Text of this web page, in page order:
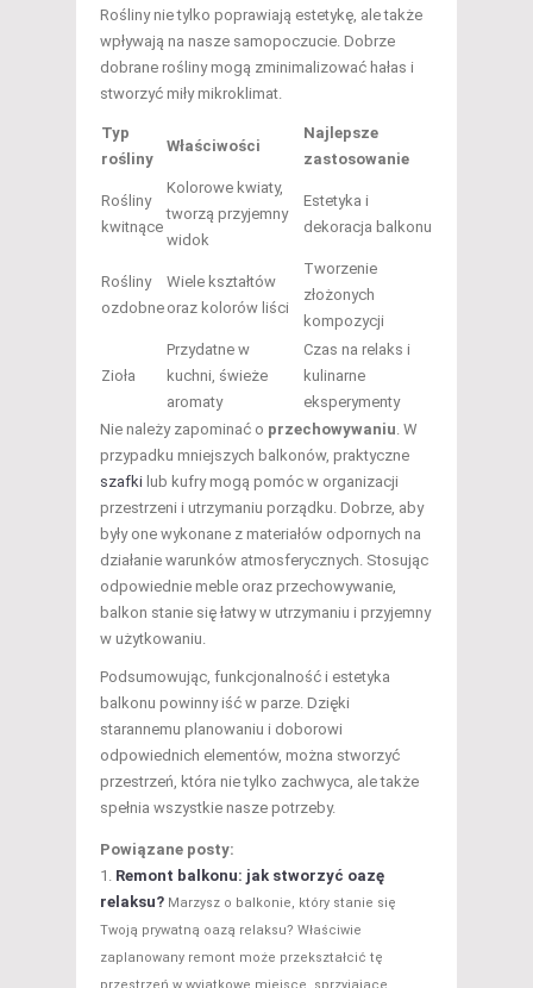
Rośliny nie tylko poprawiają estetykę, ale także
wpływają na nasze samopoczucie. Dobrze
dobrane rośliny mogą zminimalizować hałas i
stworzyć miły mikroklimat.
Typ
rośliny
Właściwości
Najlepsze
zastosowanie
Rośliny
kwitnące
Kolorowe kwiaty,
tworzą przyjemny
widok
Estetyka i
dekoracja balkonu
Rośliny
ozdobne
Wiele kształtów
oraz kolorów liści
Tworzenie
złożonych
kompozycji
Zioła
Przydatne w
kuchni, świeże
aromaty
Czas na relaks i
kulinarne
eksperymenty
Nie należy zapominać o przechowywaniu. W
przypadku mniejszych balkonów, praktyczne
szafki lub kufry mogą pomóc w organizacji
przestrzeni i utrzymaniu porządku. Dobrze, aby
były one wykonane z materiałów odpornych na
działanie warunków atmosferycznych. Stosując
odpowiednie meble oraz przechowywanie,
balkon stanie się łatwy w utrzymaniu i przyjemny
w użytkowaniu.
Podsumowując, funkcjonalność i estetyka
balkonu powinny iść w parze. Dzięki
starannemu planowaniu i doborowi
odpowiednich elementów, można stworzyć
przestrzeń, która nie tylko zachwyca, ale także
spełnia wszystkie nasze potrzeby.
Powiązane posty:
Remont balkonu: jak stworzyć oazę
relaksu? Marzysz o balkonie, który stanie się
Twoją prywatną oazą relaksu? Właściwie
zaplanowany remont może przekształcić tę